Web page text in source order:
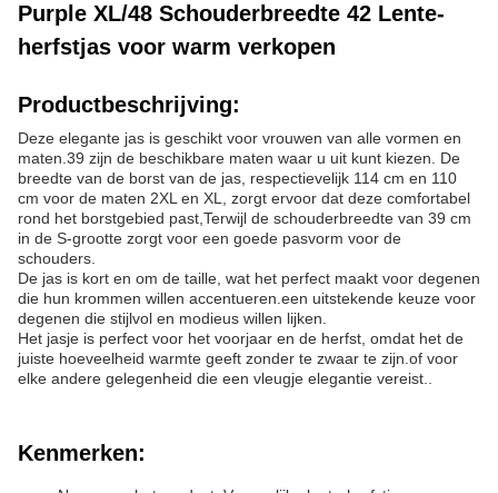
Purple XL/48 Schouderbreedte 42 Lente-
herfstjas voor warm verkopen
Productbeschrijving:
Deze elegante jas is geschikt voor vrouwen van alle vormen en
maten.39 zijn de beschikbare maten waar u uit kunt kiezen. De
breedte van de borst van de jas, respectievelijk 114 cm en 110
cm voor de maten 2XL en XL, zorgt ervoor dat deze comfortabel
rond het borstgebied past,Terwijl de schouderbreedte van 39 cm
in de S-grootte zorgt voor een goede pasvorm voor de
schouders.
De jas is kort en om de taille, wat het perfect maakt voor degenen
die hun krommen willen accentueren.een uitstekende keuze voor
degenen die stijlvol en modieus willen lijken.
Het jasje is perfect voor het voorjaar en de herfst, omdat het de
juiste hoeveelheid warmte geeft zonder te zwaar te zijn.of voor
elke andere gelegenheid die een vleugje elegantie vereist..
Kenmerken: